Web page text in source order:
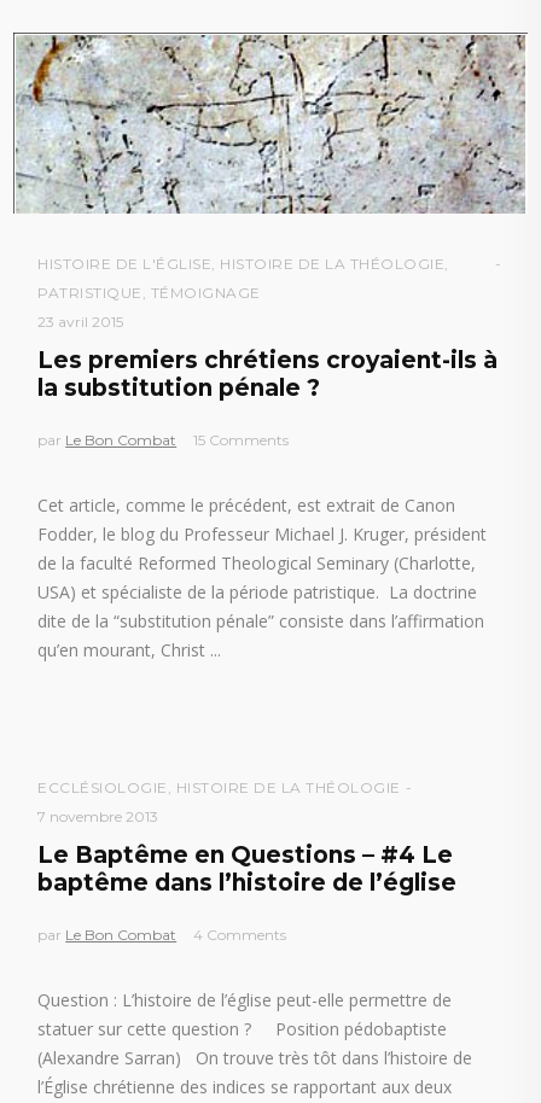
HISTOIRE DE L'ÉGLISE, HISTOIRE DE LA THÉOLOGIE,
PATRISTIQUE , TÉMOIGNAGE
23 avril 2015
Les premiers chrétiens croyaient-ils à
la substitution pénale ?
par Le Bon Combat 15 Comments
Cet article, comme le précédent, est extrait de Canon
Fodder, le blog du Professeur Michael J. Kruger, président
de la faculté Reformed Theological Seminary (Charlotte,
USA) et spécialiste de la période patristique. La doctrine
dite de la “substitution pénale” consiste dans l’affirmation
qu’en mourant, Christ
ECCLÉSIOLOGIE , HISTOIRE DE LA THÉOLOGIE
7 novembre 2013
Le Baptême en Questions – #4 Le
baptême dans l’histoire de l’église
par Le Bon Combat 4 Comments
Question : L’histoire de l’église peut-elle permettre de
statuer sur cette question ? Position pédobaptiste
(Alexandre Sarran) On trouve très tôt dans l’histoire de
l’Église chrétienne des indices se rapportant aux deux